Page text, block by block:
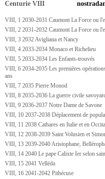
Centurie VIII
VIII, 1 2030-2031 Caumont La Force ou
VIII, 2 2031-2032 Caumont La Force ou
VIII, 3 2032 Avigliana et Nancy
VIII, 4 2033-2034 Monaco et Richelieu
VIII, 5 2033-2034 Les Enfants-trouvés
VIII, 6 2034-2035 Les premières
ans
VIII, 7 2035 Pierre Monod
VIII, 8 2035-2036 La guerre civile
VIII, 9 2036-2037 Notre Dame de Savone
VIII, 10 2037-2038 Déplacement de
VIII, 11 2038 Cathares en Italie et en
VIII, 12 2038-2039 Saint Volusien et
VIII, 13 2039-2040 Aristophane,
VIII, 14 2040 Le pape Calixte Ier selon
VIII, 15 2041 Velléda
VIII, 16 2041-2042 Pithécuse